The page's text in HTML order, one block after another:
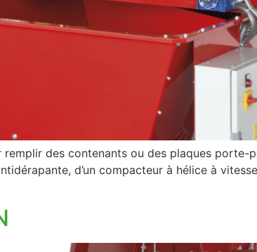
remplir des contenants ou des plaques
d’un compacteur à hélice à